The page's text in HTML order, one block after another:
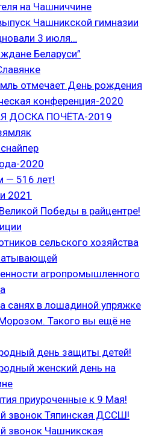
на Чашниччине
Чашникской гимназии
3 июля…
Беларуси”
отмечает День рождения
конференция-2020
ДОСКА ПОЧЁТА-2019
2020
— 516 лет!
2021
Победы в райцентре!
сельского хозяйства
агропромышленного
санях в лошадиной упряжке
Такого вы ещё не
день защиты детей!
женский день на
приуроченные к 9 Мая!
звонок Тяпинская ДССШ!
звонок Чашникская